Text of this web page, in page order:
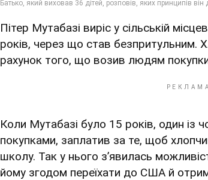
Пітер Мутабазі виріс у сільській
років, через що став безпритульним.
рахунок того, що возив людям
Коли Мутабазі було 15 років, один із
покупками, заплатив за те, щоб
школу. Так у нього зʼявилась
йому згодом переїхати до США й